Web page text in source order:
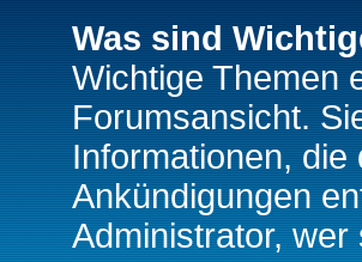
Was sind
Wichtige Themen
Forumsansicht.
Informationen,
Ankündigungen
Administrator,